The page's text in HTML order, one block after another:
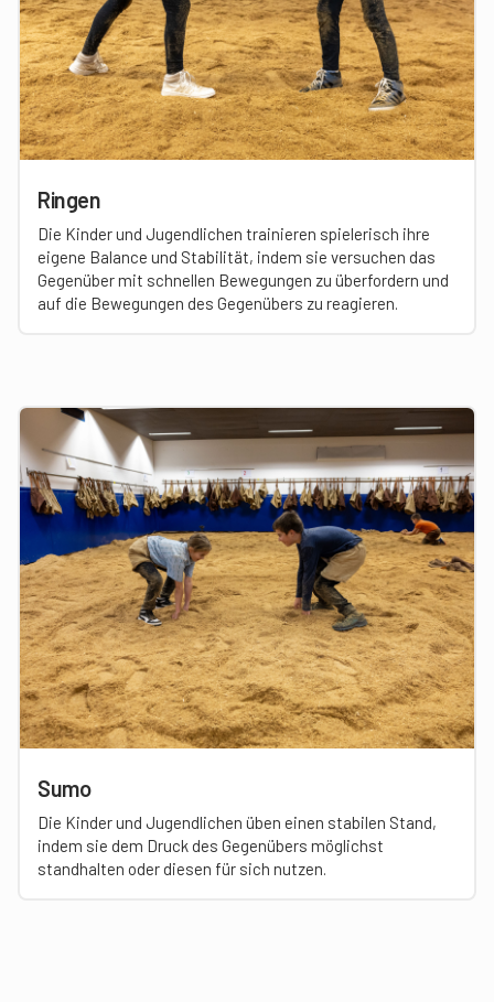
Ringen
Die Kinder und Jugendlichen trainieren spielerisch ihre
eigene Balance und Stabilität, indem sie versuchen das
Gegenüber mit schnellen Bewegungen zu überfordern und
auf die Bewegungen des Gegenübers zu reagieren.
Sumo
Die Kinder und Jugendlichen üben einen stabilen Stand,
indem sie dem Druck des Gegenübers möglichst
standhalten oder diesen für sich nutzen.